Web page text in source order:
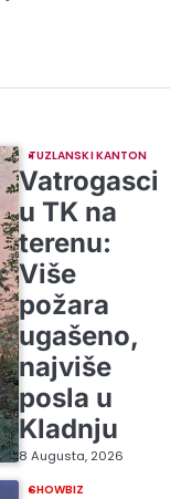
TUZLANSKI KANTON
Vatrogasci
u TK na
terenu:
Više
požara
ugašeno,
najviše
posla u
Kladnju
8 Augusta, 2026
SHOWBIZ